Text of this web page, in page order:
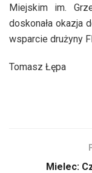
Miejskim im.
doskonała okazja
wsparcie drużyny
Tomasz Łępa
Mielec: